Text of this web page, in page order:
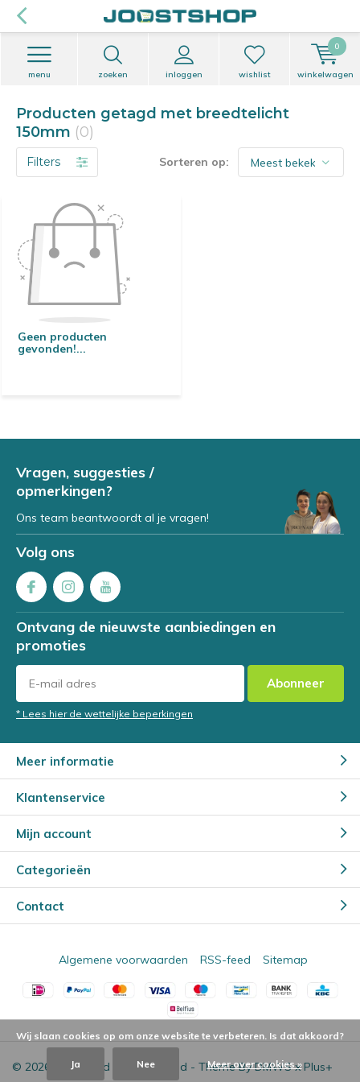
zoeken inloggen
menu wishlist winkelwagen
0
Producten getagd met breedtelicht
150mm (0)
Filters Sorteren op:
Geen producten
gevonden!...
Vragen, suggesties /
opmerkingen?
Ons team beantwoordt al je vragen!
Volg ons
Ontvang de nieuwste aanbiedingen en
promoties
Abonneer
* Lees hier de wettelijke beperkingen
Meer informatie
Klantenservice
Mijn account
Categorieën
Contact
© 2026 - Powered by Lightspeed - Theme ByDMWSxPlus+
Algemene voorwaarden RSS-feed Sitemap
Wij slaan cookies op om onze website te verbeteren. Is dat akkoord?
Ja Nee Meer over cookies »